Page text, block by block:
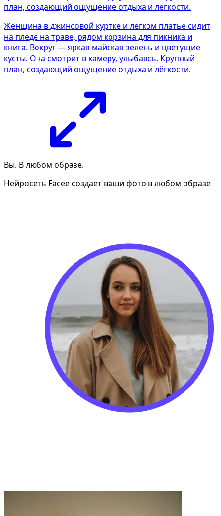
Женщина в джинсовой куртке и лёгком платье сидит
на пледе на траве, рядом корзина для пикника и
книга. Вокруг — яркая майская зелень и цветущие
кусты. Она смотрит в камеру, улыбаясь. Крупный
план, создающий ощущение отдыха и лёгкости.
Вы. В любом образе.
Нейросеть Facee создает ваши фото в любом образе